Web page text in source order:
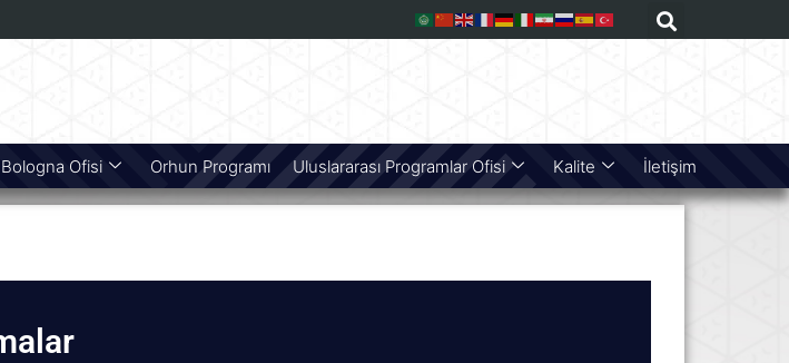
Bologna Ofisi Orhun Programı Uluslararası Programlar Ofisi Kalite İletişim